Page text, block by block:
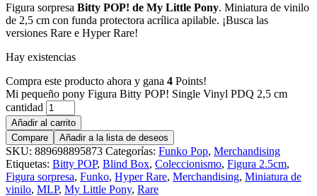
Figura sorpresa Bitty POP! de My Little Pony. Miniatura de vinilo
de 2,5 cm con funda protectora acrílica apilable. ¡Busca las
versiones Rare e Hyper Rare!
Hay existencias
Compra este producto ahora y gana 4 Points!
Mi pequeño pony Figura Bitty POP! Single Vinyl PDQ 2,5 cm
cantidad
Añadir al carrito
Compare
Añadir a la lista de deseos
SKU: 889698895873 Categorías: Funko Pop, Merchandising
Etiquetas: Bitty POP, Blind Box, Coleccionismo, Figura 2.5cm,
Figura sorpresa, Funko, Hyper Rare, Merchandising, Miniatura de
vinilo, MLP, My Little Pony, Rare